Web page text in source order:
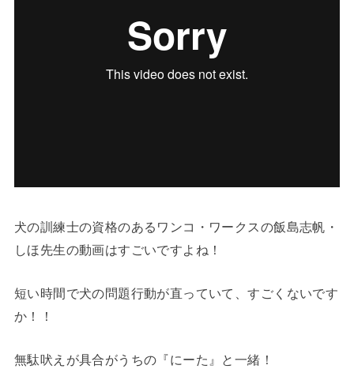
犬の訓練士の資格のあるワンコ・ワークスの飯島志帆・
しほ先生の動画はすごいですよね！
短い時間で犬の問題行動が直っていて、すごくないです
か！！
無駄吠えが具合がうちの『にーた』と一緒！